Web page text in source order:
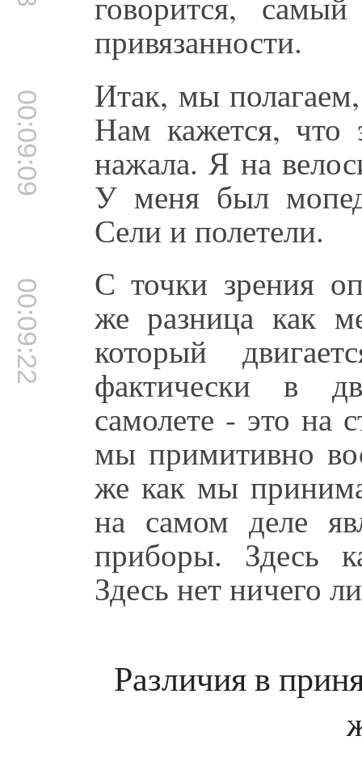
привязанности.
00:09:09 Итак, мы
Нам кажется, что
нажала. Я на
У меня был
Сели и полетели.
00:09:22 С точки зрения
же разница как
который
фактически в
самолете - это на
мы примитивно
же как мы
на самом деле
приборы. Здесь
Здесь нет ничего
Различия в